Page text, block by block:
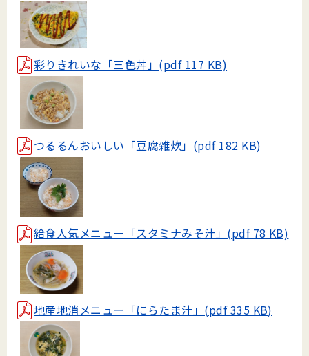
彩りきれいな「三色丼」(pdf 117 KB)
つるるんおいしい「豆腐雑炊」(pdf 182 KB)
給食人気メニュー「スタミナみそ汁」(pdf 78 KB)
地産地消メニュー「にらたま汁」(pdf 335 KB)